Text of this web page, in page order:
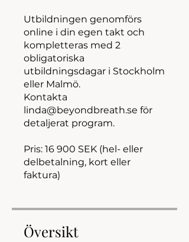
Utbildningen genomförs
online i din egen takt och
kompletteras med 2
obligatoriska
utbildningsdagar i Stockholm
eller Malmö.
Kontakta
linda@beyondbreath.se för
detaljerat program.
Pris: 16 900 SEK (hel- eller
delbetalning, kort eller
faktura)
Översikt